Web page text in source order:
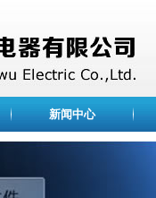
新闻中心